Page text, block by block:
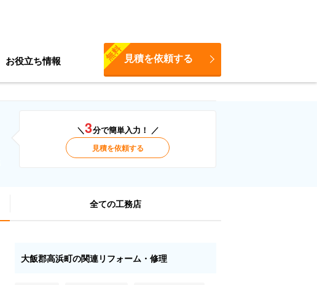
お役立ち情報 見積を依頼する
無料
＼3分で簡単入力！ ／
見積を依頼する
全ての工務店
大飯郡高浜町の関連リフォーム・修理